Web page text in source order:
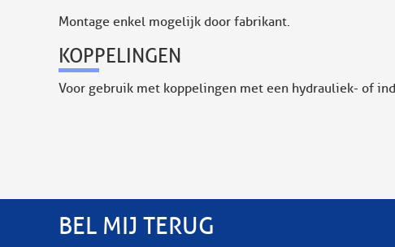
Montage enkel mogelijk door fabrikant.
KOPPELINGEN
Voor gebruik met koppelingen met een hydrauliek- of
BEL MIJ TERUG